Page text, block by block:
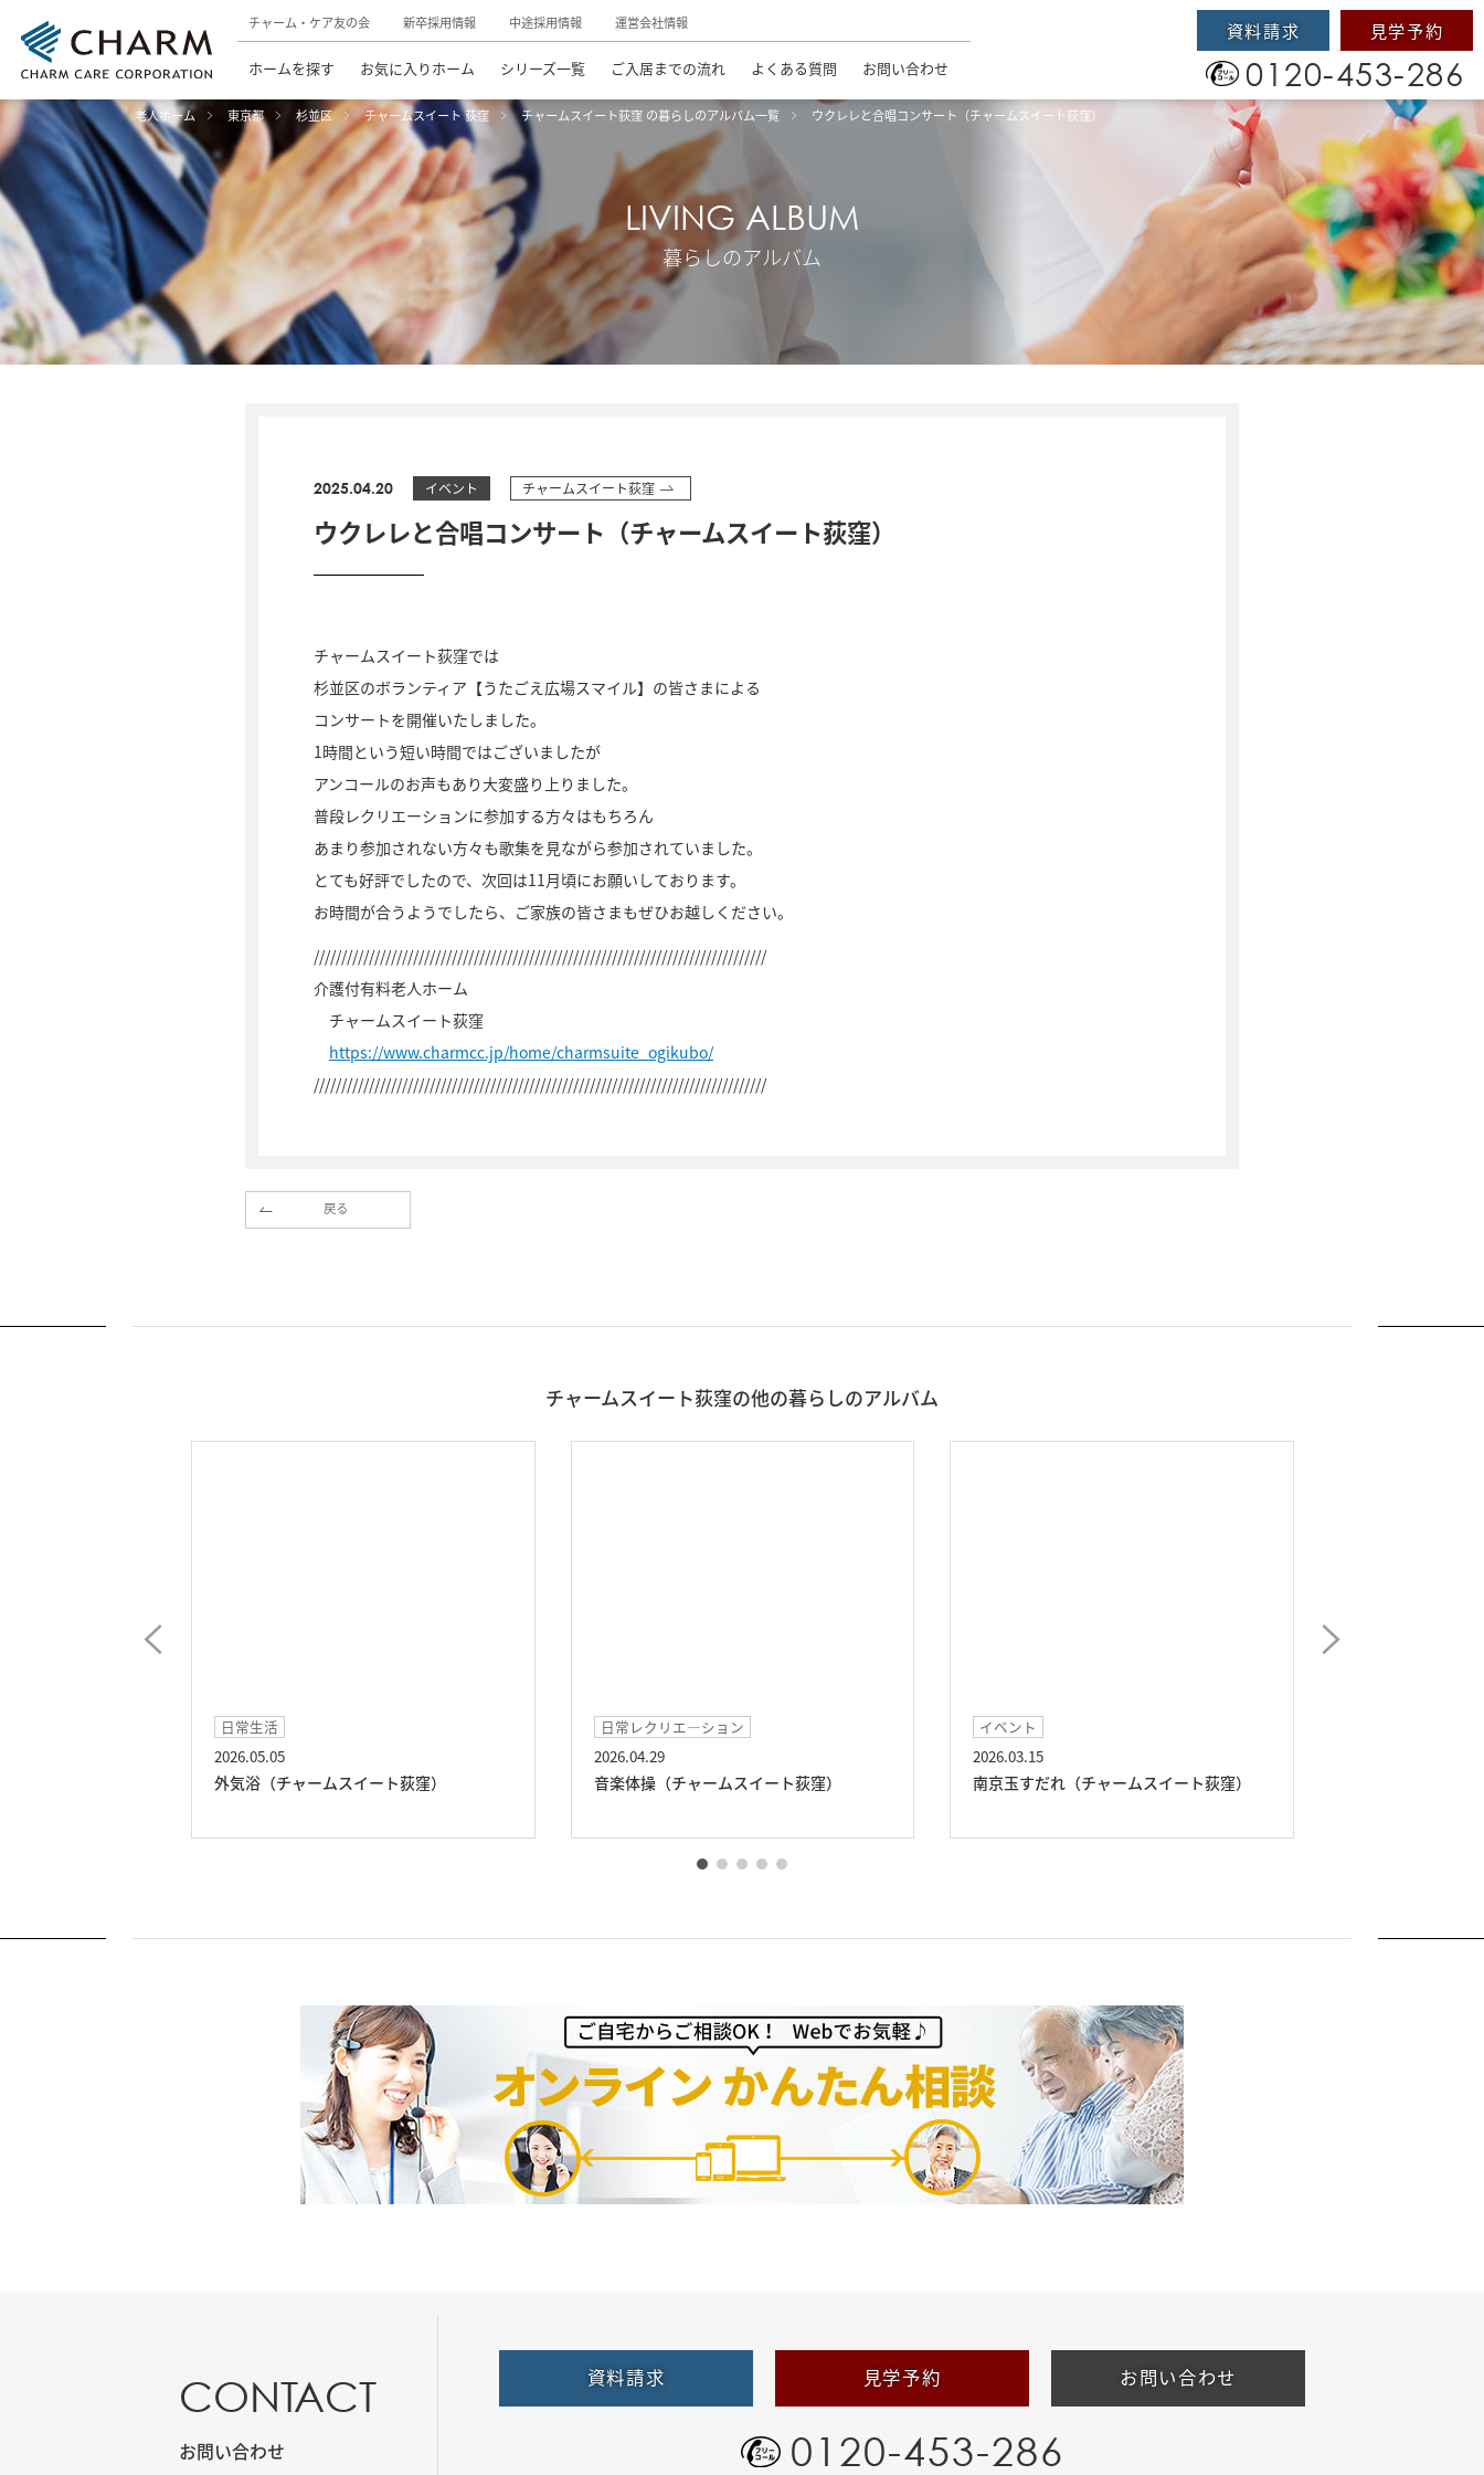
チャーム・ケア友の会 新卒採用情報 中途採用情報 運営会社情報
ホームを探す お気に入りホーム シリーズ一覧 ご入居までの流れ よくある質問 お問い合わせ
資料請求 見学予約
0120-453-286
老人ホーム 東京都 杉並区 チャームスイート 荻窪 チャームスイート荻窪 の暮らしのアルバム一覧 ウクレレと合唱コンサート（チャームスイート荻窪）
LIVING ALBUM
暮らしのアルバム
2025.04.20 イベント チャームスイート荻窪
ウクレレと合唱コンサート（チャームスイート荻窪）
チャームスイート荻窪では
杉並区のボランティア【うたごえ広場スマイル】の皆さまによる
コンサートを開催いたしました。
1時間という短い時間ではございましたが
アンコールのお声もあり大変盛り上りました。
普段レクリエーションに参加する方々はもちろん
あまり参加されない方々も歌集を見ながら参加されていました。
とても好評でしたので、次回は11月頃にお願いしております。
お時間が合うようでしたら、ご家族の皆さまもぜひお越しください。
//////////////////////////////////////////////////////////////////////////////////
介護付有料老人ホーム
チャームスイート荻窪
https://www.charmcc.jp/home/charmsuite_ogikubo/
//////////////////////////////////////////////////////////////////////////////////
戻る
チャームスイート荻窪の他の暮らしのアルバム
日常生活
2026.05.05
外気浴（チャームスイート荻窪）
日常レクリエ―ション
2026.04.29
音楽体操（チャームスイート荻窪）
イベント
2026.03.15
南京玉すだれ（チャームスイート荻窪）
CONTACT
お問い合わせ
資料請求 見学予約 お問い合わせ
0120-453-286